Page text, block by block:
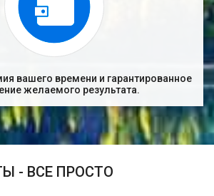
вашего времени и гарантированное
желаемого результата.
- ВСЕ ПРОСТО